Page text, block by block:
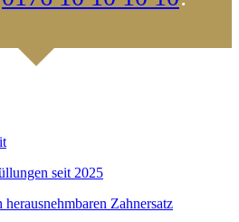
seit 2025
Zahnersatz